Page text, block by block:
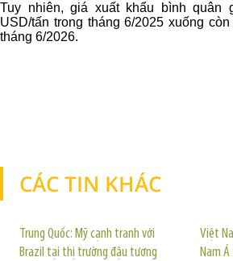
Tuy nhiên, giá xuất khẩu bình quân
USD/tấn trong tháng 6/2025 xuống
tháng 6/2026.
CÁC TIN KHÁC
Trung Quốc: Mỹ cạnh tranh với
Brazil tại thị trường đậu tương
Việt
Nam